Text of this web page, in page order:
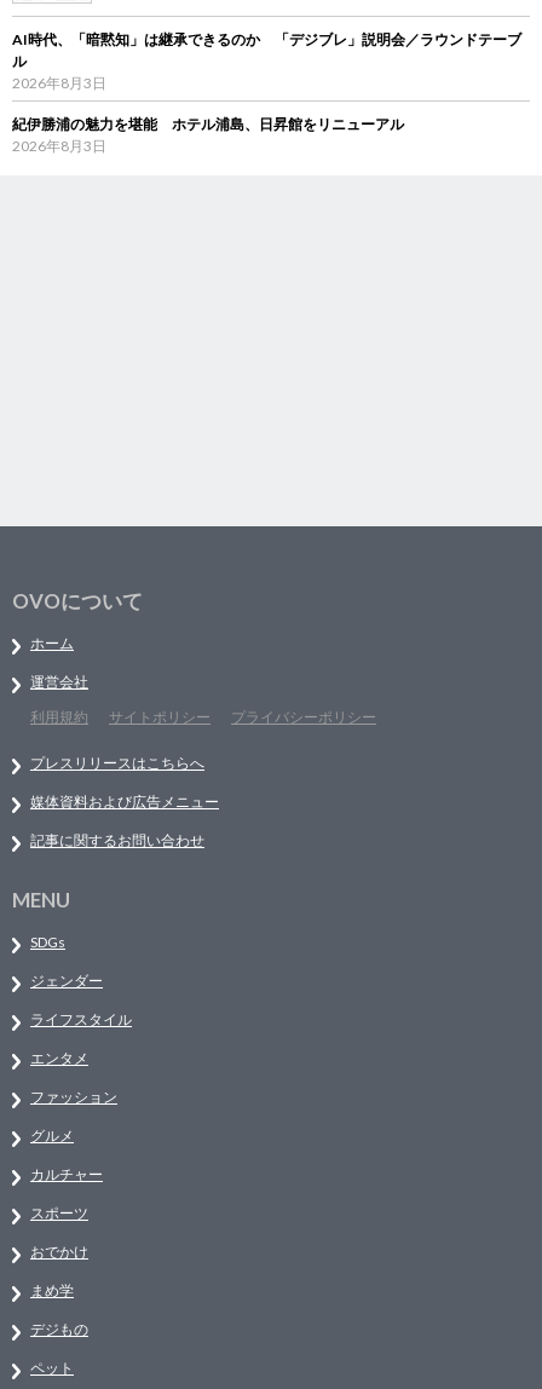
AI時代、「暗黙知」は継承できるのか 「デジブレ」説明会／ラウンドテーブ
ル
2026年8月3日
紀伊勝浦の魅力を堪能 ホテル浦島、日昇館をリニューアル
2026年8月3日
OVOについて
ホーム
運営会社
利用規約
サイトポリシー プライバシーポリシー
プレスリリースはこちらへ
媒体資料および広告メニュー
記事に関するお問い合わせ
MENU
SDGs
ジェンダー
ライフスタイル
エンタメ
ファッション
グルメ
カルチャー
スポーツ
おでかけ
まめ学
デジもの
ペット